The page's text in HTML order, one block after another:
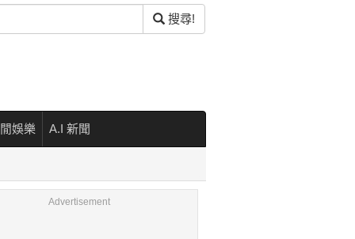
搜尋!
娛樂 A.I 新聞
Advertisement